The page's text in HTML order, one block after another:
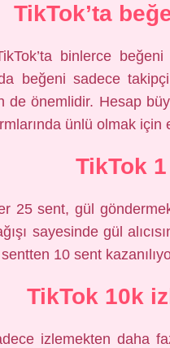
TikTok’ta
binlerce beğeni
beğeni sadece
de önemlidir. Hesap
ünlü olmak için
TikTok
25 sent, gül
sayesinde gül
10 sent
TikTok 10k
izlemekten daha